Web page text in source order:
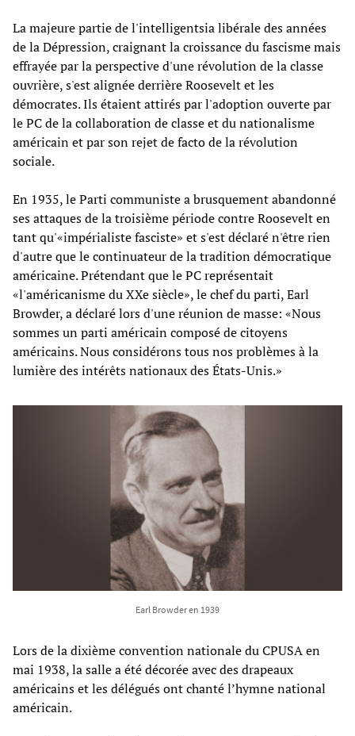
La majeure partie de l'intelligentsia libérale des années
de la Dépression, craignant la croissance du fascisme mais
effrayée par la perspective d'une révolution de la classe
ouvrière, s'est alignée derrière Roosevelt et les
démocrates. Ils étaient attirés par l'adoption ouverte par
le PC de la collaboration de classe et du nationalisme
américain et par son rejet de facto de la révolution
sociale.
En 1935, le Parti communiste a brusquement abandonné
ses attaques de la troisième période contre Roosevelt en
tant qu'«impérialiste fasciste» et s'est déclaré n'être rien
d'autre que le continuateur de la tradition démocratique
américaine. Prétendant que le PC représentait
«l'américanisme du XXe siècle», le chef du parti, Earl
Browder, a déclaré lors d'une réunion de masse: «Nous
sommes un parti américain composé de citoyens
américains. Nous considérons tous nos problèmes à la
lumière des intérêts nationaux des États-Unis.»
Earl Browder en 1939
Lors de la dixième convention nationale du CPUSA en
mai 1938, la salle a été décorée avec des drapeaux
américains et les délégués ont chanté l’hymne national
américain.